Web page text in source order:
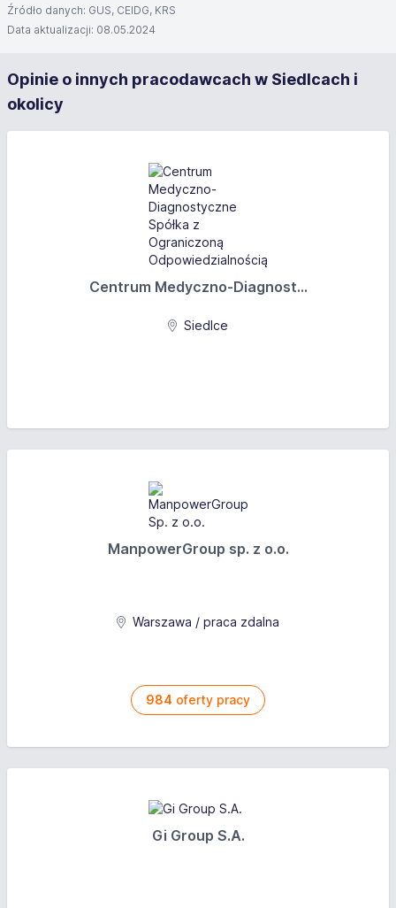
Źródło danych: GUS, CEIDG, KRS
Data aktualizacji: 08.05.2024
Opinie o innych pracodawcach w Siedlcach i
okolicy
Centrum Medyczno-Diagnost...
Siedlce
ManpowerGroup sp. z o.o.
Warszawa / praca zdalna
984 oferty pracy
Gi Group S.A.